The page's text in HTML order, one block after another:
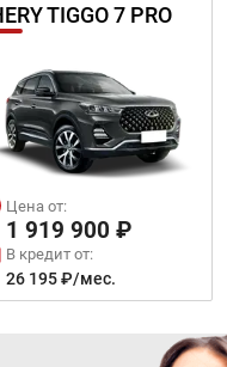
TIGGO 7 PRO
Цена от:
1 919 900 ₽
В кредит от:
26 195 ₽/мес.